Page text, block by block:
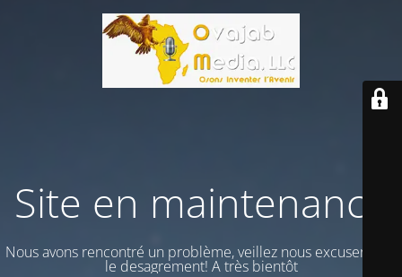
Site en maintenance
Nous avons rencontré un problème, veillez nous excuser vour
le desagrement! A très bientôt